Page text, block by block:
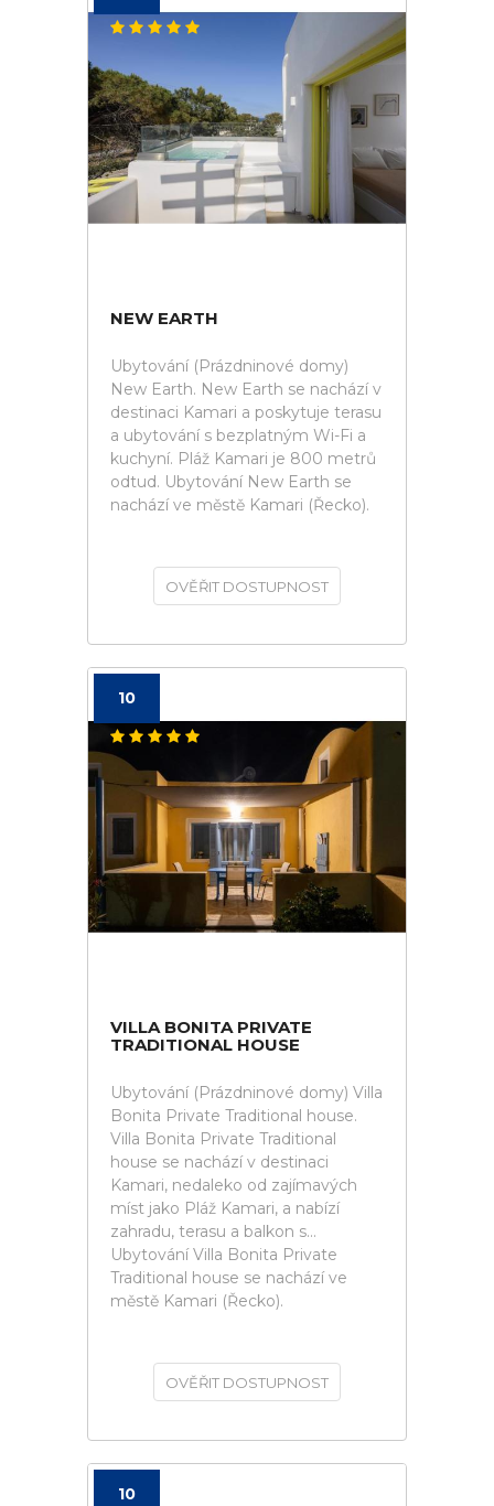
NEW EARTH
Ubytování (Prázdninové domy)
New Earth. New Earth se nachází v
destinaci Kamari a poskytuje terasu
a ubytování s bezplatným Wi-Fi a
kuchyní. Pláž Kamari je 800 metrů
odtud. Ubytování New Earth se
nachází ve městě Kamari (Řecko).
OVĚŘIT DOSTUPNOST
10
VILLA BONITA PRIVATE
TRADITIONAL HOUSE
Ubytování (Prázdninové domy) Villa
Bonita Private Traditional house.
Villa Bonita Private Traditional
house se nachází v destinaci
Kamari, nedaleko od zajímavých
míst jako Pláž Kamari, a nabízí
zahradu, terasu a balkon s...
Ubytování Villa Bonita Private
Traditional house se nachází ve
městě Kamari (Řecko).
OVĚŘIT DOSTUPNOST
10